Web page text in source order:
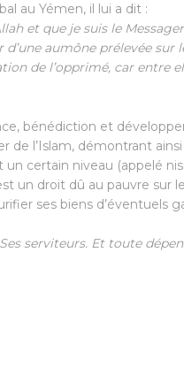
au Yémen, il lui a dit :
et que je suis le
aumône prélevée
de l’opprimé, car entre
bénédiction et
de l’Islam, démontrant
certain niveau (appelé
un droit dû au pauvre sur
ses biens d’éventuels
serviteurs. Et toute